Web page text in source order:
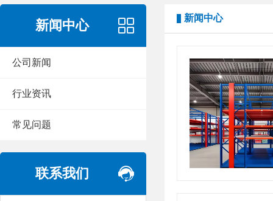
新闻中心
公司新闻
行业资讯
常见问题
联系我们
新闻中心